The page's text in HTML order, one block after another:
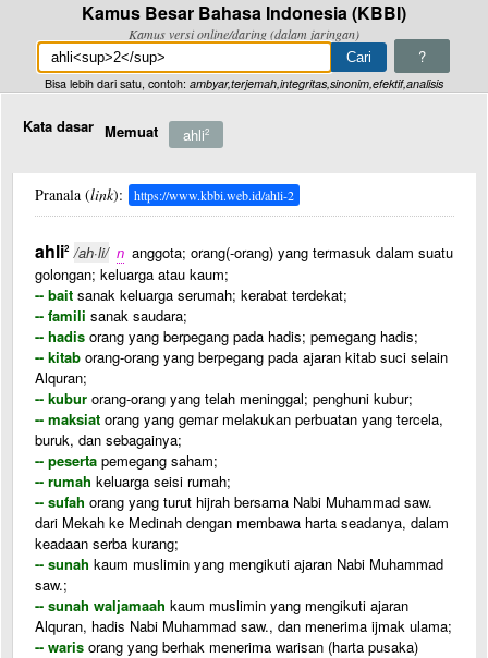
Kamus Besar Bahasa Indonesia (KBBI)
Kamus versi online/daring (dalam jaringan)
?
Bisa lebih dari satu, contoh: ambyar,terjemah,integritas,sinonim,efektif,analisis
Kata dasar Memuat ahli2
Pranala (link): https://www.kbbi.web.id/ahli-2
ahli2 /ah·li/ n anggota; orang(-orang) yang termasuk dalam suatu
golongan; keluarga atau kaum;
-- bait sanak keluarga serumah; kerabat terdekat;
-- famili sanak saudara;
-- hadis orang yang berpegang pada hadis; pemegang hadis;
-- kitab orang-orang yang berpegang pada ajaran kitab suci selain
Alquran;
-- kubur orang-orang yang telah meninggal; penghuni kubur;
-- maksiat orang yang gemar melakukan perbuatan yang tercela,
buruk, dan sebagainya;
-- peserta pemegang saham;
-- rumah keluarga seisi rumah;
-- sufah orang yang turut hijrah bersama Nabi Muhammad saw.
dari Mekah ke Medinah dengan membawa harta seadanya, dalam
keadaan serba kurang;
-- sunah kaum muslimin yang mengikuti ajaran Nabi Muhammad
saw.;
-- sunah waljamaah kaum muslimin yang mengikuti ajaran
Alquran, hadis Nabi Muhammad saw., dan menerima ijmak ulama;
-- waris orang yang berhak menerima warisan (harta pusaka)